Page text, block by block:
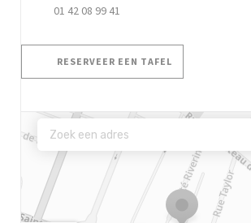
01 42 08 99 41
RESERVEER EEN TAFEL